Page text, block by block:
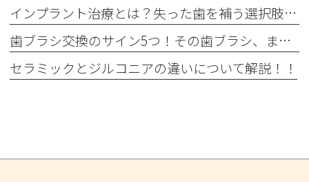
インプラント治療とは？失った歯を補う選択肢を正しく知りましょう！！
歯ブラシ交換のサイン5つ！その歯ブラシ、まだ使っていませんか？🪥
セラミックとジルコニアの違いについて解説！！